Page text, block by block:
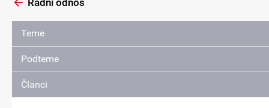
Teme
Podteme
Članci